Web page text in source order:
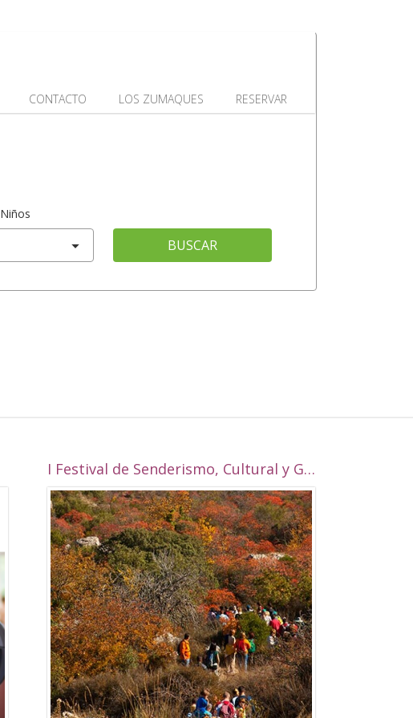
CONTACTO LOS ZUMAQUES RESERVAR
Niños
BUSCAR
I Festival de Senderismo, Cultural y Gastronómico de Alcalá la Real